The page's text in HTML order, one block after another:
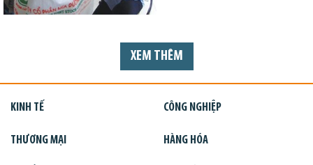
XEM THÊM
KINH TẾ CÔNG NGHIỆP
THƯƠNG MẠI HÀNG HÓA